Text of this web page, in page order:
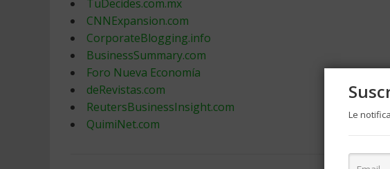
TuDecides.com.mx
CNNExpansion.com
CorporateBlogging.info
BusinessSummary.com
Foro Nueva Economía
deRevistas.com
ReutersBusinessInsight.com
QuimiNet.com
Le